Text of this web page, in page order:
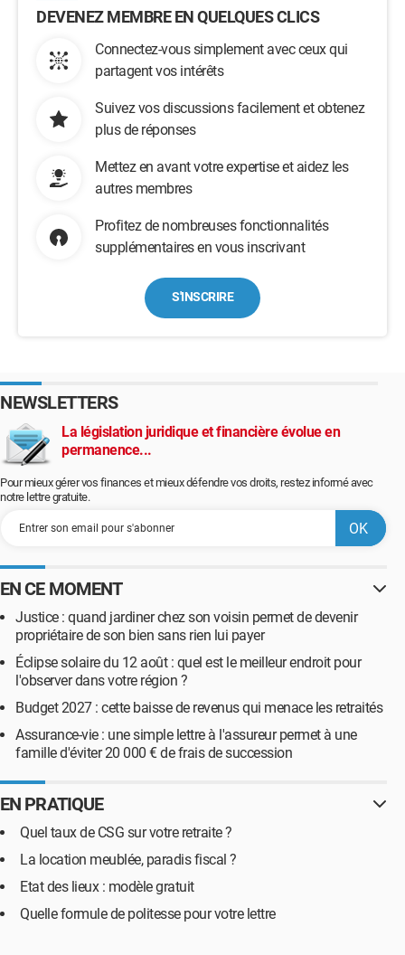
DEVENEZ MEMBRE EN QUELQUES CLICS
Connectez-vous simplement avec ceux qui
partagent vos intérêts
Suivez vos discussions facilement et obtenez
plus de réponses
Mettez en avant votre expertise et aidez les
autres membres
Profitez de nombreuses fonctionnalités
supplémentaires en vous inscrivant
S'INSCRIRE
NEWSLETTERS
La législation juridique et financière évolue en
permanence...
Pour mieux gérer vos finances et mieux défendre vos droits, restez informé avec
notre lettre gratuite.
EN CE MOMENT
Justice : quand jardiner chez son voisin permet de devenir
propriétaire de son bien sans rien lui payer
Éclipse solaire du 12 août : quel est le meilleur endroit pour
l'observer dans votre région ?
Budget 2027 : cette baisse de revenus qui menace les retraités
Assurance-vie : une simple lettre à l'assureur permet à une
famille d'éviter 20 000 € de frais de succession
EN PRATIQUE
Quel taux de CSG sur votre retraite ?
La location meublée, paradis fiscal ?
Etat des lieux : modèle gratuit
Quelle formule de politesse pour votre lettre